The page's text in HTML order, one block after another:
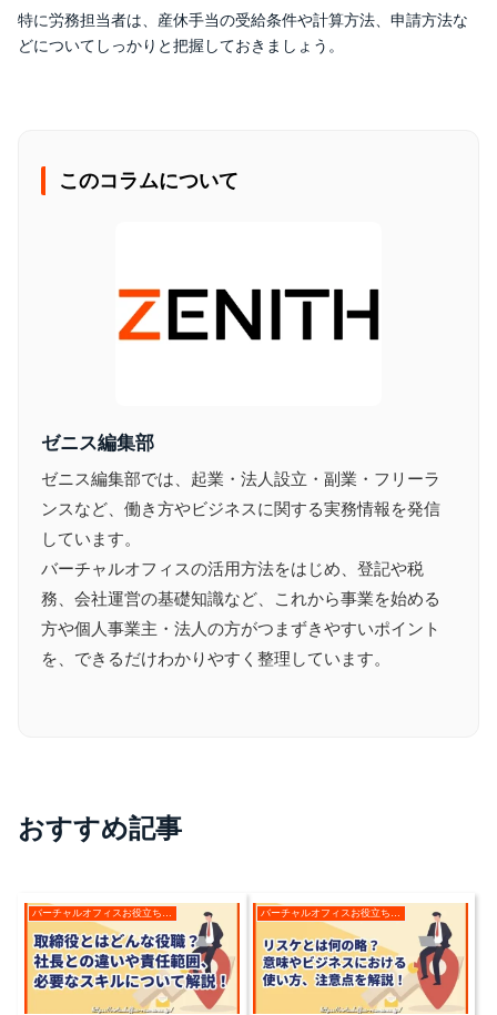
特に労務担当者は、産休手当の受給条件や計算方法、申請方法な
どについてしっかりと把握しておきましょう。
このコラムについて
ゼニス編集部
ゼニス編集部では、起業・法人設立・副業・フリーラ
ンスなど、働き方やビジネスに関する実務情報を発信
しています。
バーチャルオフィスの活用方法をはじめ、登記や税
務、会社運営の基礎知識など、これから事業を始める
方や個人事業主・法人の方がつまずきやすいポイント
を、できるだけわかりやすく整理しています。
おすすめ記事
バーチャルオフィスお役立ちコラム バーチャルオフィスお役立ちコラム